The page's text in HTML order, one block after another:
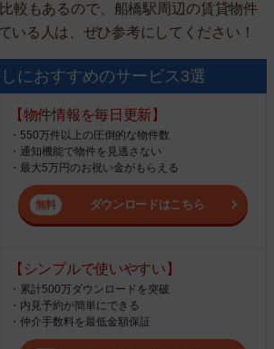
較もあるので、船橋駅周辺の賃貸物件
いる人は、ぜひ参考にしてください！
におすすめのサービス3選
【物件情報を毎日更新】
・550万件以上の圧倒的な物件数
・通知機能で物件を見逃さない
・最大5万円のお祝い金がもらえる
ダウンロードはこちら
【シンプルで使いやすい】
・累計500万ダウンロードを突破
・内見予約が簡単にできる
・仲介手数料を最低金額保証